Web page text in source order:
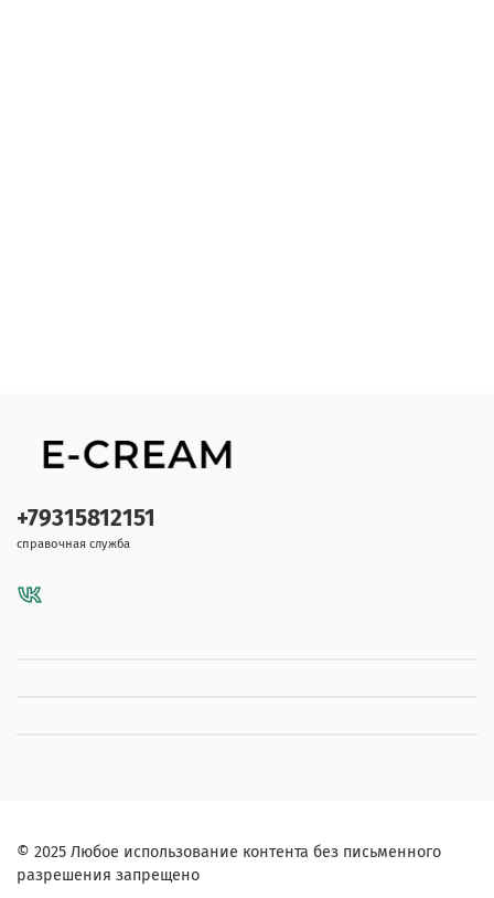
+79315812151
справочная служба
© 2025 Любое использование контента без письменного
разрешения запрещено